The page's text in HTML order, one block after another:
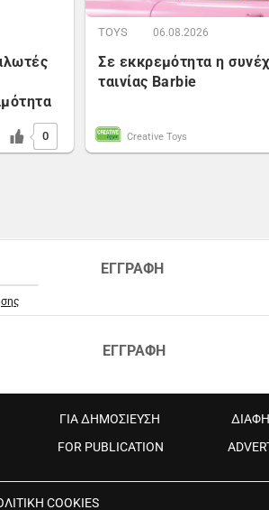
0
TOYS 06.08.2026
Σε εκκρεμότητα η
ταινίας Barbie
Creative Toys
ΕΓΓΡΑΦΗ
ΕΓΓΡΑΦΗ
ΓΙΑ ΔΗΜΟΣΙΕΥΣΗ
FOR PUBLICATION
COOKIES